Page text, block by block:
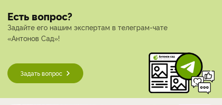
Есть вопрос?
Задайте его нашим экспертам в телеграм-чате
«Антонов Сад»!
Задать вопрос